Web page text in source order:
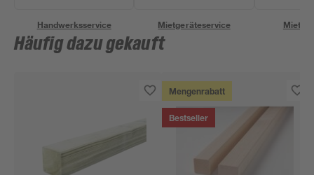
Handwerksservice Mietgeräteservice
Häufig dazu gekauft
Mengenrabatt
Bestseller